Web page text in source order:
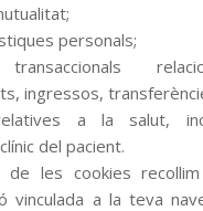
personals;
ingressos,
a la salut,
del pacient.
les cookies recollim
vinculada a la teva